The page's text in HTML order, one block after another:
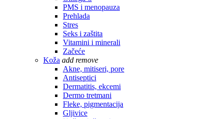
PMS i menopauza
Prehlada
Stres
Seks i zaštita
Vitamini i minerali
Začeće
Koža add remove
Akne, mitiseri, pore
Antiseptici
Dermatitis, ekcemi
Dermo tretmani
Fleke, pigmentacija
Gljivice